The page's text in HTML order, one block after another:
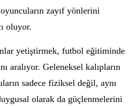
zayıf yönlerini
oluyor.
yetiştirmek, futbol eğitiminde
aralıyor. Geleneksel kalıpların
sadece fiziksel değil, aynı
olarak da güçlenmelerini